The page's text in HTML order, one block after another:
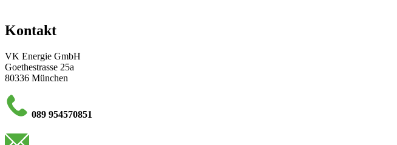
Kontakt
VK Energie GmbH
Goethestrasse 25a
80336 München
089 954570851